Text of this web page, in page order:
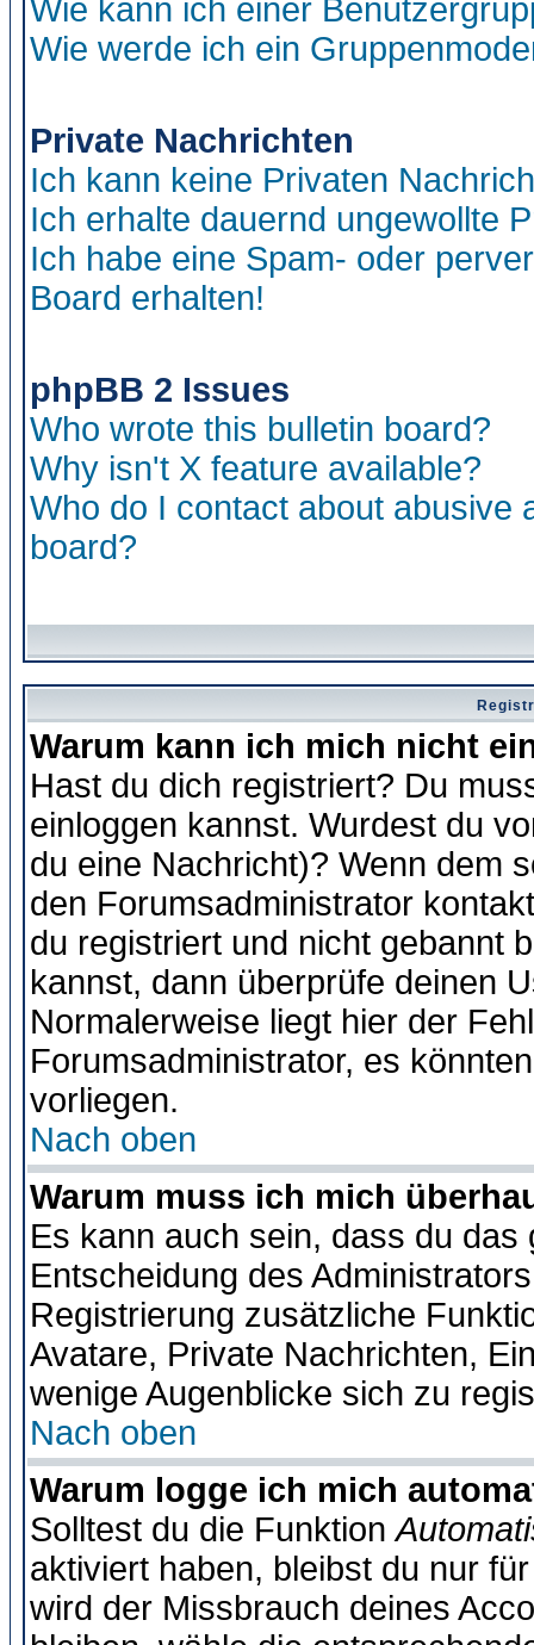
Wie kann ich einer
Wie werde ich ein
Private Nachrichten
Ich kann keine Privaten
Ich erhalte dauernd ungewollte
Ich habe eine Spam- oder
Board erhalten!
phpBB 2 Issues
Who wrote this bulletin board?
Why isn't X feature available?
Who do I contact about abusive
board?
Warum kann ich mich nicht
Hast du dich registriert? Du
einloggen kannst. Wurdest du
du eine Nachricht)? Wenn dem
den Forumsadministrator
du registriert und nicht gebannt
kannst, dann überprüfe deinen
Normalerweise liegt hier der
Forumsadministrator, es
vorliegen.
Nach oben
Warum muss ich mich
Es kann auch sein, dass du
Entscheidung des
Registrierung zusätzliche
Avatare, Private Nachrichten,
wenige Augenblicke sich zu
Nach oben
Warum logge ich mich
Solltest du die Funktion
aktiviert haben, bleibst du nur
wird der Missbrauch deines